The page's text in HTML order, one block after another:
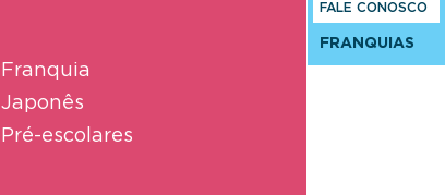
Franquia
Japonês
Pré-escolares
FALE CONOSCO
FRANQUIAS